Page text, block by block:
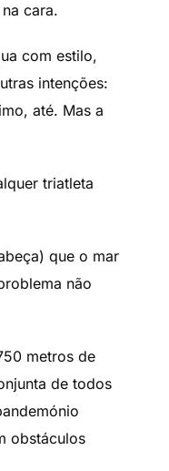
cara.
com estilo,
intenções:
até. Mas a
triatleta
que o mar
não
metros de
de todos
obstáculos